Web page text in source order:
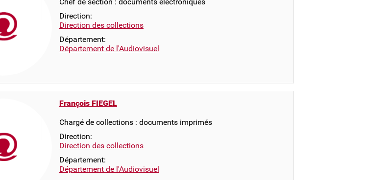
Direction:
Direction des collections
Département:
Département de l'Audiovisuel
François FIEGEL
Chargé de collections : documents imprimés
Direction:
Direction des collections
Département:
Département de l'Audiovisuel